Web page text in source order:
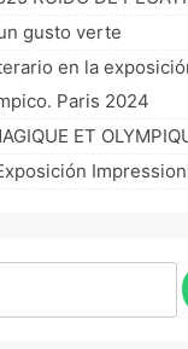
Un hommage latino-
2021 “Traverser ton
l’art París 2020
à Paris 2019
gusto verte
en la
Paris 2024
ET